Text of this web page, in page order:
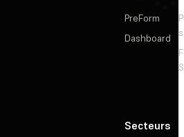
PreForm
Dashboard
Secteurs